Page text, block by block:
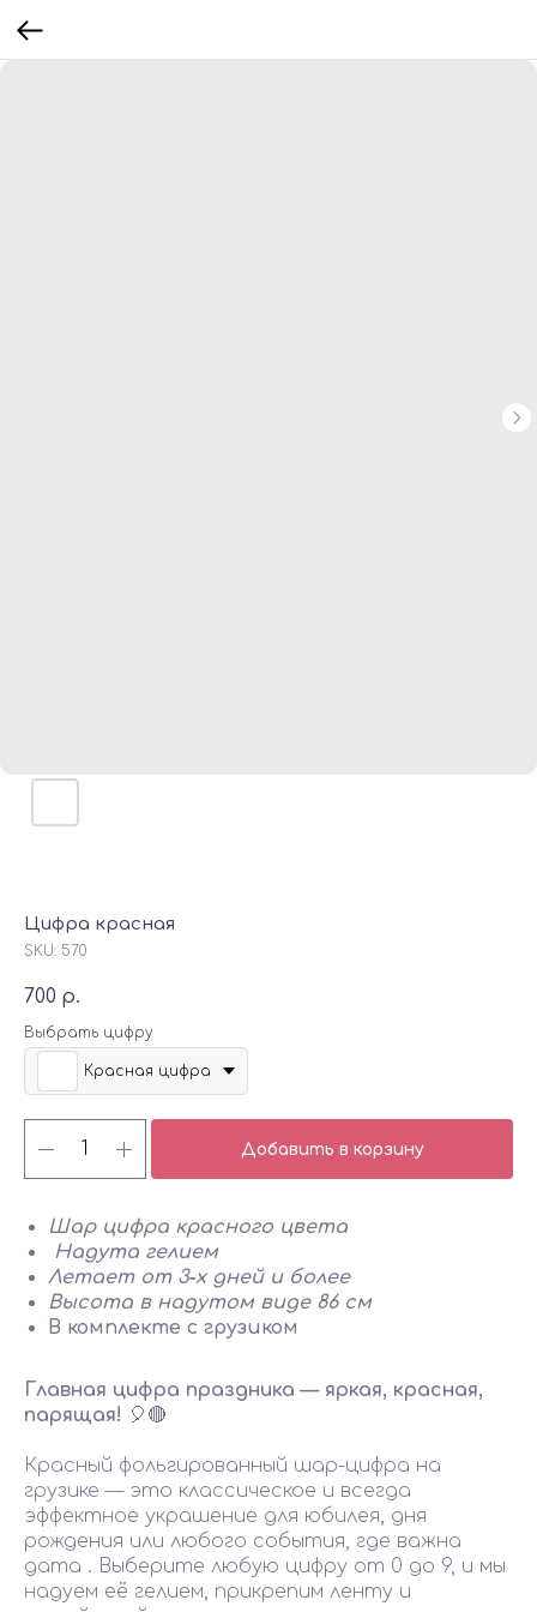
Цифра красная
SKU: 570
700 р.
Выбрать цифру
Красная цифра
Добавить в корзину
Шар цифра красного цвета
Надута гелием
Летает от 3‑х дней и более
Высота в надутом виде 86 см
В комплекте с грузиком
Главная цифра праздника — яркая, красная,
парящая! 🎈🔴
Красный фольгированный шар-цифра на
грузике — это классическое и всегда
эффектное украшение для юбилея, дня
рождения или любого события, где важна
дата . Выберите любую цифру от 0 до 9, и мы
надуем её гелием, прикрепим ленту и